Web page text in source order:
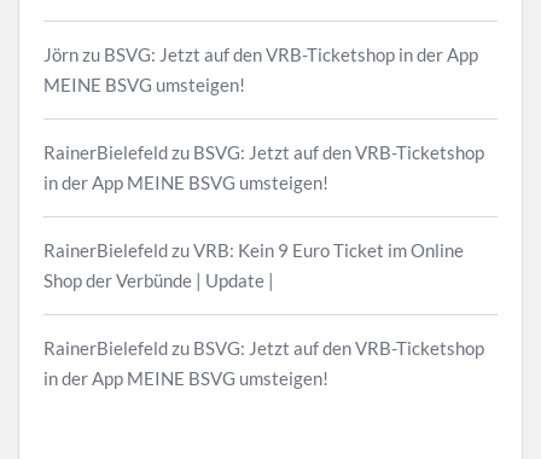
Jörnzu BSVG: Jetzt auf den VRB-Ticketshop in der App
MEINE BSVG umsteigen!
RainerBielefeldzu BSVG: Jetzt auf den VRB-Ticketshop
in der App MEINE BSVG umsteigen!
RainerBielefeldzuVRB: Kein 9 Euro Ticket im Online
Shop der Verbünde | Update |
RainerBielefeldzu BSVG: Jetzt auf den VRB-Ticketshop
in der App MEINE BSVG umsteigen!